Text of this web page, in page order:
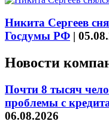
Никита Сергеев
Госдумы РФ |
Новости
Почти 8 тысяч
проблемы с
06.08.2026